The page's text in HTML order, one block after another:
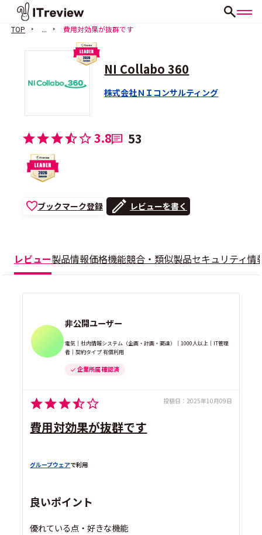
TOP ... 費用対効果が抜群です
NI Collabo 360
株式会社ＮＩコンサルティング
3.8 53
ブックマーク登録 レビューを書く
レビュー製品情報価格機能競合・類似製品セキュリティ情
非公開ユーザー
電気｜社内情報システム（企画・計画・調達）｜1000人以上｜IT管理
者｜契約タイプ 有償利用
企業所属 確認済
投稿日： 2025年10月09日
費用対効果が抜群です
グループウェアで利用
良いポイント
優れている点・好きな機能